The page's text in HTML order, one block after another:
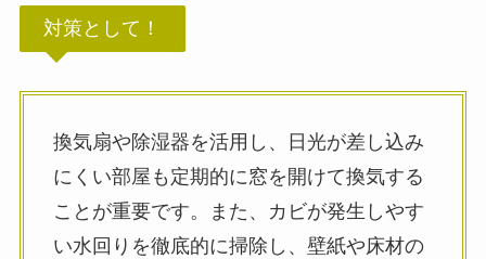
対策として！
換気扇や除湿器を活用し、日光が差し込み
にくい部屋も定期的に窓を開けて換気する
ことが重要です。また、カビが発生しやす
い水回りを徹底的に掃除し、壁紙や床材の